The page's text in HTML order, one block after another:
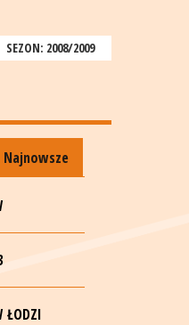
SEZON: 2008/2009
Najnowsze
ŁODZI